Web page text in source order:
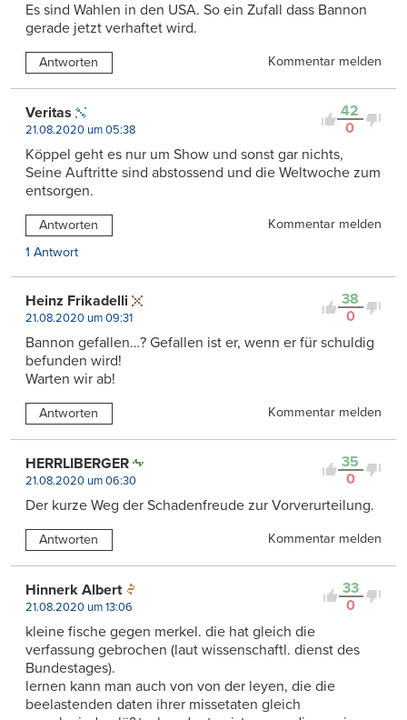
Es sind Wahlen in den USA. So ein Zufall dass Bannon
gerade jetzt verhaftet wird.
Antworten Kommentar melden
42
0
Veritas
21.08.2020 um 05:38
Köppel geht es nur um Show und sonst gar nichts,
Seine Auftritte sind abstossend und die Weltwoche zum
entsorgen.
Antworten
Kommentar melden
1 Antwort
38
0
Heinz Frikadelli
21.08.2020 um 09:31
Bannon gefallen…? Gefallen ist er, wenn er für schuldig
befunden wird!
Warten wir ab!
Antworten Kommentar melden
35
0
HERRLIBERGER
21.08.2020 um 06:30
Der kurze Weg der Schadenfreude zur Vorverurteilung.
Antworten Kommentar melden
33
0
Hinnerk Albert
21.08.2020 um 13:06
kleine fische gegen merkel. die hat gleich die
verfassung gebrochen (laut wissenschaftl. dienst des
Bundestages).
lernen kann man auch von von der leyen, die die
beelastenden daten ihrer missetaten gleich